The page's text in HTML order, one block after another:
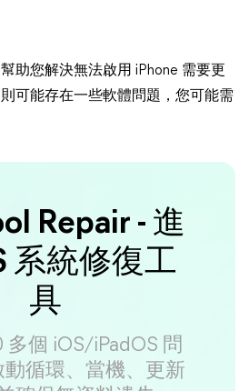
助您解決無法啟用 iPhone 需要更
可能存在一些軟體問題，您可能需
Repair - 進
系統修復工
具
多個 iOS/iPadOS 問
循環、當機、更新